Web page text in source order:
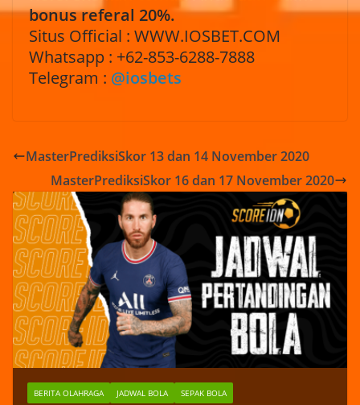
bonus referal 20%.
Situs Official : WWW.IOSBET.COM
Whatsapp : +62-853-6288-7888
Telegram : @iosbets
MasterPrediksiSkor 13 dan 14 November 2020
MasterPrediksiSkor 16 dan 17 November 2020
BERITA OLAHRAGA JADWAL BOLA SEPAK BOLA